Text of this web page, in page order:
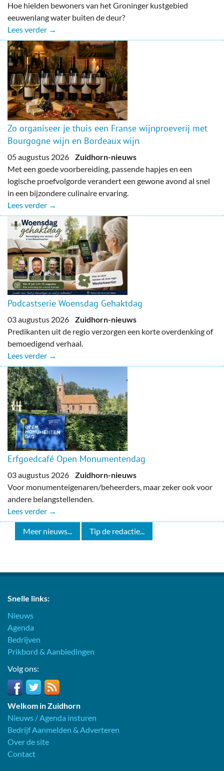
Hoe hielden bewoners van het Groninger kustgebied
eeuwenlang water buiten de deur?
Lees verder →
Zo organiseer je thuis een Franse wijnproeverij met
Bourgogne wijn en Bordeaux wijn
05 augustus 2026 Zuidhorn-nieuws
Met een goede voorbereiding, passende hapjes en een
logische proefvolgorde verandert een gewone avond al snel
in een bijzondere culinaire ervaring.
Lees verder →
Podcastserie Woensdag Gehaktdag
03 augustus 2026 Zuidhorn-nieuws
Predikanten uit de regio verzorgen een korte overdenking of
bemoedigend verhaal.
Lees verder →
Erfgoedcafé Open Monumentendag
03 augustus 2026 Zuidhorn-nieuws
Voor monumenteigenaren/beheerders, maar zeker ook voor
andere belangstellenden.
Lees verder →
Meer nieuws... Tip de redactie...
Snelle links:
Nieuws
Agenda
Bedrijven
Prikbord & Aanbiedingen
Volg ons:
Welkom in Zuidhorn
Nieuws / Agenda insturen
Bedrijf Aanmelden & Adverteren
Over de site
Contact